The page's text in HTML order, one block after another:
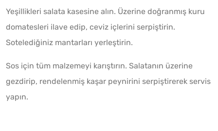
Yeşillikleri salata kasesine alın. Üzerine doğranmış kuru
domatesleri ilave edip, ceviz içlerini serpiştirin.
Sotelediğiniz mantarları yerleştirin.
Sos için tüm malzemeyi karıştırın. Salatanın üzerine
gezdirip, rendelenmiş kaşar peynirini serpiştirerek servis
yapın.